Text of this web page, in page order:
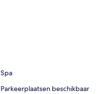
Spa
Parkeerplaatsen beschikbaar